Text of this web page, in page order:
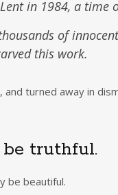
in 1984, a
of
this work.
turned away in
truthful.
be beautiful.